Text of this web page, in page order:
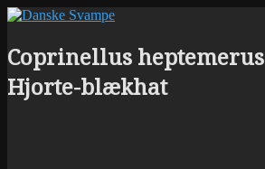
Coprinellus heptemerus
Hjorte-blækhat